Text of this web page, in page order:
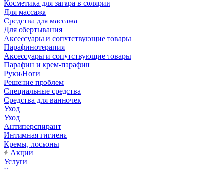
Косметика для загара в солярии
Для массажа
Средства для массажа
Для обертывания
Аксессуары и сопутствующие товары
Парафинотерапия
Аксессуары и сопутствующие товары
Парафин и крем-парафин
Руки/Ноги
Решение проблем
Специальные средства
Средства для ванночек
Уход
Уход
Антиперспирант
Интимная гигиена
Кремы, лосьоны
Акции
Услуги